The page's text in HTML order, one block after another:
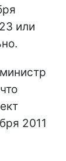
или
2011